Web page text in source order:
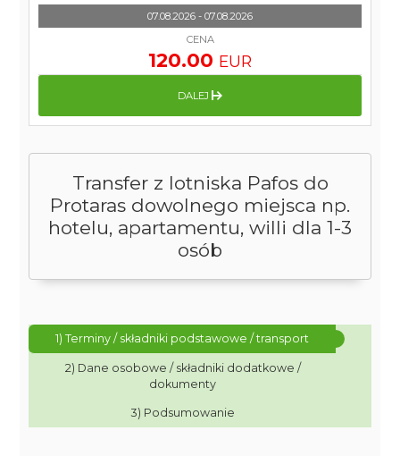
Transfer z lotniska Pafos do
Protaras dowolnego miejsca np.
hotelu, apartamentu, willi dla 1-3
osób
1) Terminy / składniki podstawowe / transport
2) Dane osobowe / składniki dodatkowe /
dokumenty
3) Podsumowanie
07.08.2026 - 07.08.2026
CENA
120.00 EUR
DALEJ